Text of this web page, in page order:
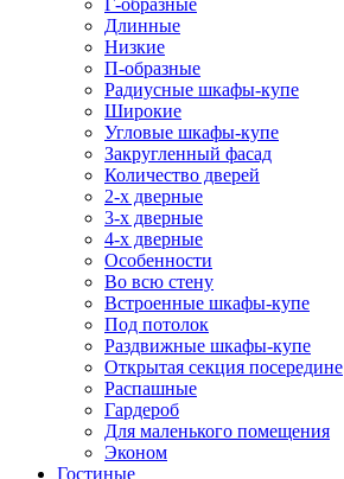
Г-образные
Длинные
Низкие
П-образные
Радиусные шкафы-купе
Широкие
Угловые шкафы-купе
Закругленный фасад
Количество дверей
2-х дверные
3-х дверные
4-х дверные
Особенности
Во всю стену
Встроенные шкафы-купе
Под потолок
Раздвижные шкафы-купе
Открытая секция посередине
Распашные
Гардероб
Для маленького помещения
Эконом
Гостиные